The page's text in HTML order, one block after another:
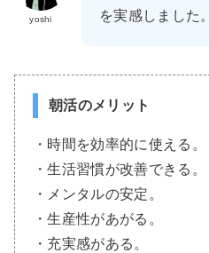
yoshi
を実感しました。
朝活のメリット
・時間を効率的に使える。
・生活習慣が改善できる。
・メンタルの安定。
・生産性があがる。
・充実感がある。